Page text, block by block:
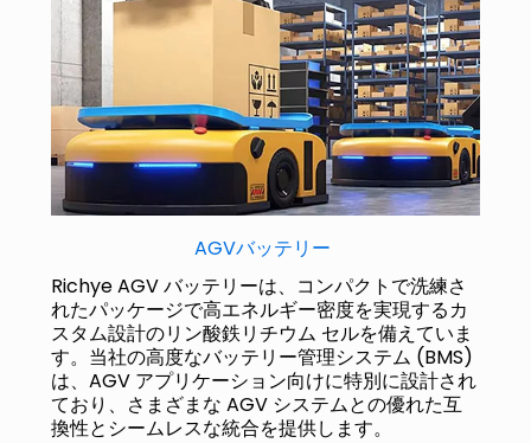
AGVバッテリー
Richye AGV バッテリーは、コンパクトで洗練さ
れたパッケージで高エネルギー密度を実現するカ
スタム設計のリン酸鉄リチウム セルを備えていま
す。当社の高度なバッテリー管理システム (BMS)
は、AGV アプリケーション向けに特別に設計され
ており、さまざまな AGV システムとの優れた互
換性とシームレスな統合を提供します。